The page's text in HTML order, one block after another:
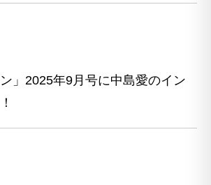
ン」2025年9月号に中島愛のイン